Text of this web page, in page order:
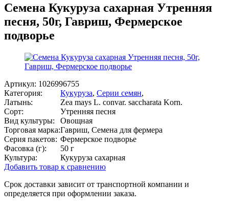
Семена Кукуруза сахарная Утренняя
песня, 50г, Гавриш, Фермерское
подворье
Артикул: 1026996755
Категория:
Кукуруза, Серии семян,
Латынь:
Zea mays L. convar. saccharata Korn.
Сорт:
Утренняя песня
Вид культуры:
Овощная
Торговая марка:Гавриш, Семена для фермера
Серия пакетов: Фермерское подворье
Фасовка (г):
50 г
Культура:
Кукуруза сахарная
Добавить товар к сравнению
Срок доставки зависит от транспортной компании и
определяется при оформлении заказа.